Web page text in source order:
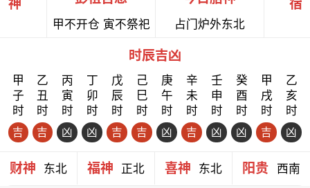
甲不开仓 寅不祭祀 占门炉外东北
时辰吉凶
甲
子
时
吉
乙
丑
时
吉
丙
寅
时
凶
丁
卯
时
凶
戊
辰
时
吉
己
巳
时
吉
庚
午
时
凶
辛
未
时
吉
壬
申
时
凶
癸
酉
时
凶
甲
戌
时
吉
乙
亥
时
凶
财神 东北 福神 正北 喜神 东北 阳贵 西南